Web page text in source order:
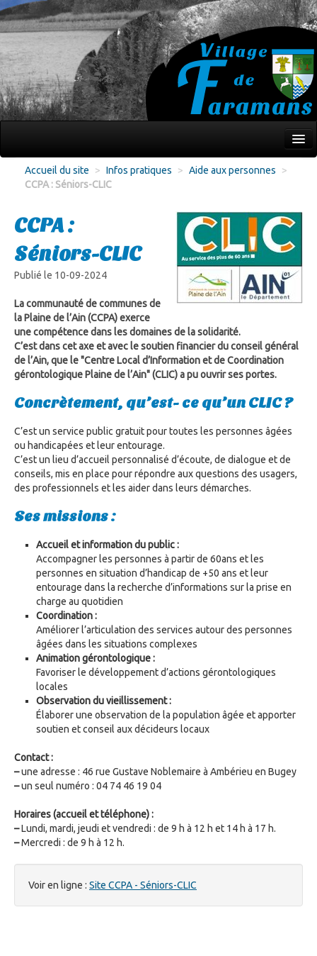
Écoles Jeunesse
Culture Loisirs
Associations
Environnement
Infos pratiques
Accueil du site > Infos pratiques > Aide aux personnes
>
CCPA : Séniors-CLIC
CCPA :
Séniors-CLIC
Publié le 10-09-2024
La communauté de communes de
la Plaine de l’Ain (CCPA) exerce
une compétence dans les domaines de la solidarité.
C’est dans cet axe et avec le soutien financier du conseil général
de l’Ain, que le "Centre Local d’Information et de Coordination
gérontologique Plaine de l’Ain" (CLIC) a pu ouvrir ses portes.
Concrètement, qu’est- ce qu’un CLIC ?
C’est un service public gratuit pour toutes les personnes âgées
ou handicapées et leur entourage.
C’est un lieu d’accueil personnalisé d’écoute, de dialogue et de
conseils, mis en place pour répondre aux questions des usagers,
des professionnels et les aider dans leurs démarches.
Ses missions :
Accueil et information du public :
Accompagner les personnes à partir de 60ans et les
personnes en situation d’handicap de +50 ans et leur
entourage dans la recherche d’informations sur la prise en
charge au quotidien
Coordination :
Améliorer l’articulation des services autour des personnes
âgées dans les situations complexes
Animation gérontologique :
Favoriser le développement d’actions gérontologiques
locales
Observation du vieillissement :
Élaborer une observation de la population âgée et apporter
soutien et conseil aux décideurs locaux
Contact :
–une adresse : 46 rue Gustave Noblemaire à Ambérieu en Bugey
–un seul numéro : 04 74 46 19 04
Horaires (accueil et téléphone) :
–Lundi, mardi, jeudi et vendredi : de 9 h à 12 h et 14 h à 17 h.
–Mercredi : de 9 h à 12 h.
Voir en ligne : Site CCPA - Séniors-CLIC